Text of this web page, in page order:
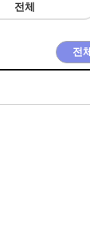
전체
전체